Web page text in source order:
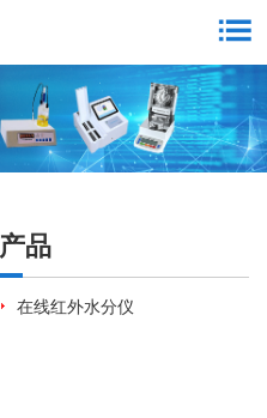
产品
在线红外水分仪